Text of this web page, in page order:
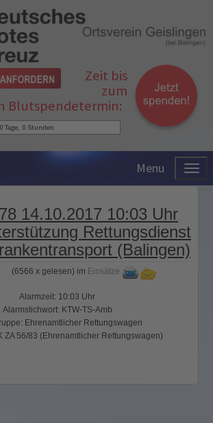
Zeit bis
zum
Blutspendetermin:
Menu
14.10.2017 10:03 Uhr
Rettungsdienst
(Balingen)
(6566 x gelesen) im Einsätze
Alarmzeit: 10:03 Uhr
Alarmstichwort: KTW-TS-Amb
Ehrenamtlicher Rettungswagen
ZA 56/83 (Ehrenamtlicher Rettungswagen)